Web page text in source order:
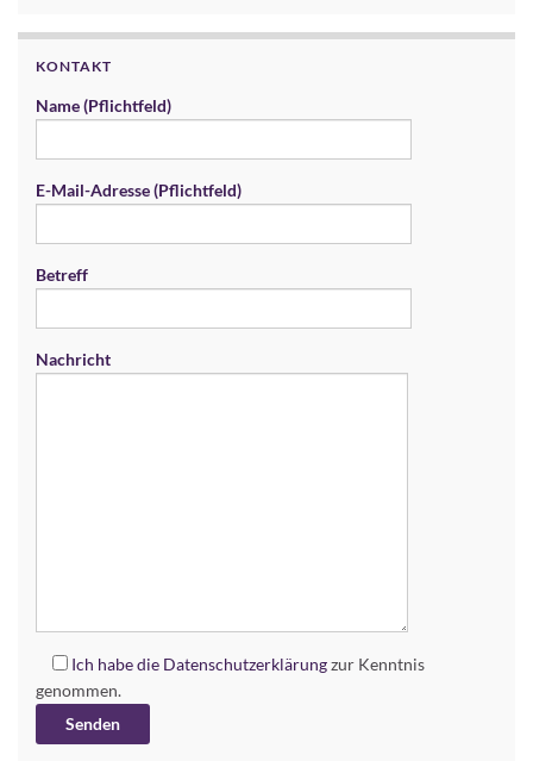
KONTAKT
Name (Pflichtfeld)
E-Mail-Adresse (Pflichtfeld)
Betreff
Nachricht
Ich habe die Datenschutzerklärungzur Kenntnis
genommen.